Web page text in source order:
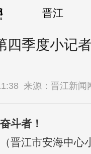
晋江
四季度小记
来源：晋江新闻
斗者！
江市安海中心小